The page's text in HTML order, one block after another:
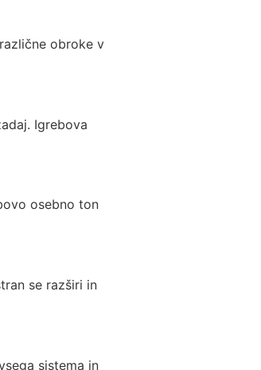
obroke v
Igrebova
osebno ton
se razširi in
sistema in